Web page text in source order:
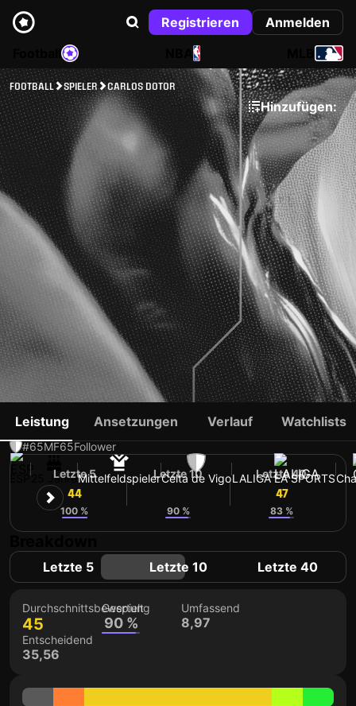
Registrieren
Anmelden
NBA
FOOTBALL SPIELER CARLOS DOTOR
Hinzufügen:
CARLOS DOTOR
#65MF65Follower
25 JahreMittelfeldspielerCelta de VigoLALIGA EA SPORTS
Leistung Ansetzungen Verlauf Watchlists
Letzte 5
44
100 %
Letzte 10
90 %
Letzte 40
47
83 %
Letzte 5 Letzte 10 Letzte 40
Durchschnittsbewertung
45
Gespielt
90 %
Umfassend
8,97
Entscheidend
35,56